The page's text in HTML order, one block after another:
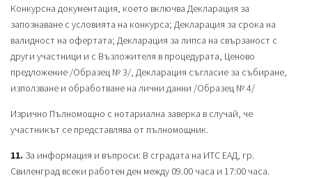
Конкурсна документация, което включва Декларация за
запознаване с условията на конкурса; Декларация за срока на
валидност на офертата; Декларация за липса на свързаност с
други участници и с Възложителя в процедурата, Ценово
предложение /Образец № 3/, Декларация съгласие за събиране,
използване и обработване на лични данни /Образец № 4/
Изрично Пълномощно с нотариална заверка в случай, че
участникът се представлява от пълномощник.
11. За информация и въпроси: В сградата на ИТС ЕАД, гр.
Свиленград всеки работен ден между 09.00 часа и 17:00 часа.